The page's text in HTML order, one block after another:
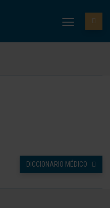
DICCIONARIO MÉDICO